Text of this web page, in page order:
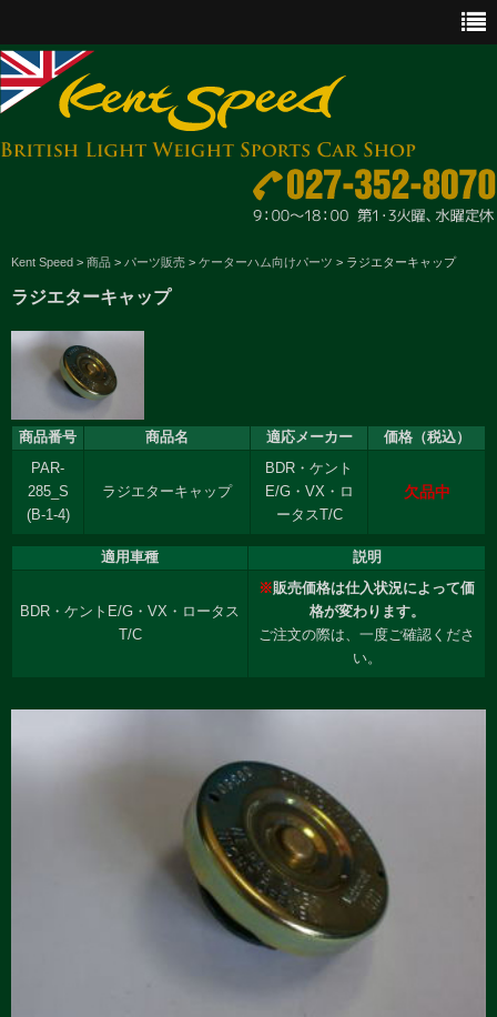
CAR SALES
PARTS
ENGINE MAINTENANCE
OTHER WORKS
GOODS & ACCESSORIES
OUTLINE
Kent Speed > 商品 > パーツ販売 > ケーターハム向けパーツ > ラジエターキャップ
ラジエターキャップ
商品番号 商品名 適応メーカー
価格（税込）
PAR-
285_S
(B-1-4)
ラジエターキャップ
BDR・ケント
E/G・VX・ロ
ータスT/C
欠品中
適用車種 説明
BDR・ケントE/G・VX・ロータス
T/C
※販売価格は仕入状況によって価
格が変わります。
ご注文の際は、一度ご確認くださ
い。